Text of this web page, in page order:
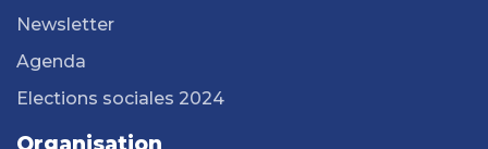
Newsletter
Agenda
Elections sociales 2024